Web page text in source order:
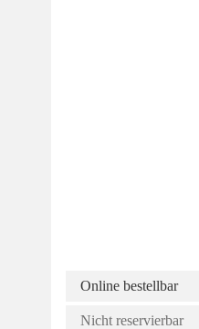
Online bestellbar
Nicht reservierbar